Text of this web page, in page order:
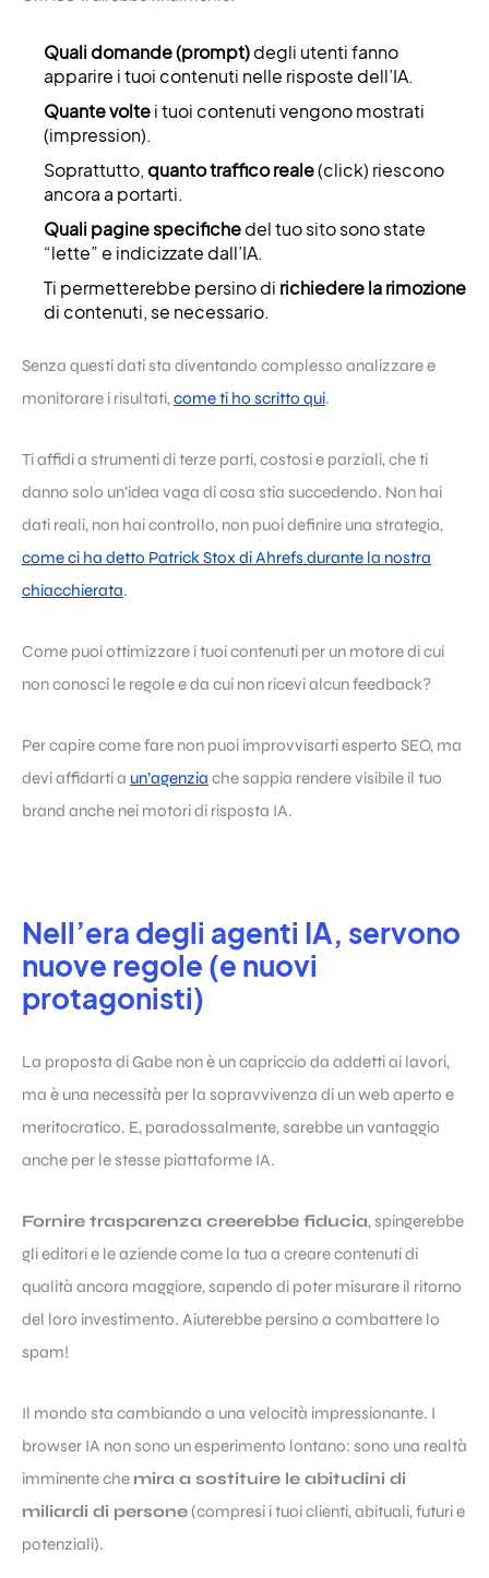
Quali domande (prompt)degli utenti fanno
apparire i tuoi contenuti nelle risposte dell’IA.
Quante voltei tuoi contenuti vengono mostrati
(impression).
Soprattutto, quanto traffico reale(click) riescono
ancora a portarti.
Quali pagine specifichedel tuo sito sono state
“lette” e indicizzate dall’IA.
Ti permetterebbe persino di richiedere la rimozione
di contenuti, se necessario.
Senza questi dati sta diventando complesso analizzare e
monitorare i risultati,come ti ho scritto qui.
Ti affidi a strumenti di terze parti, costosi e parziali, che ti
danno solo un’idea vaga di cosa stia succedendo. Non hai
dati reali, non hai controllo, non puoi definire una strategia,
come ci ha detto Patrick Stox di Ahrefs durante la nostra
chiacchierata.
Come puoi ottimizzare i tuoi contenuti per un motore di cui
non conosci le regole e da cui non ricevi alcun feedback?
Per capire come fare non puoi improvvisarti esperto SEO, ma
devi affidarti a un’agenzia che sappia rendere visibile il tuo
brand anche nei motori di risposta IA.
Nell’era degli agenti IA, servono
nuove regole (e nuovi
protagonisti)
La proposta di Gabe non è un capriccio da addetti ai lavori,
ma è una necessità per la sopravvivenza di un web aperto e
meritocratico. E, paradossalmente, sarebbe un vantaggio
anche per le stesse piattaforme IA.
Fornire trasparenza creerebbe fiducia, spingerebbe
gli editori e le aziende come la tua a creare contenuti di
qualità ancora maggiore, sapendo di poter misurare il ritorno
del loro investimento. Aiuterebbe persino a combattere lo
spam!
Il mondo sta cambiando a una velocità impressionante. I
browser IA non sono un esperimento lontano: sono una realtà
imminente che mira a sostituire le abitudini di
miliardi di persone(compresi i tuoi clienti, abituali, futuri e
potenziali).